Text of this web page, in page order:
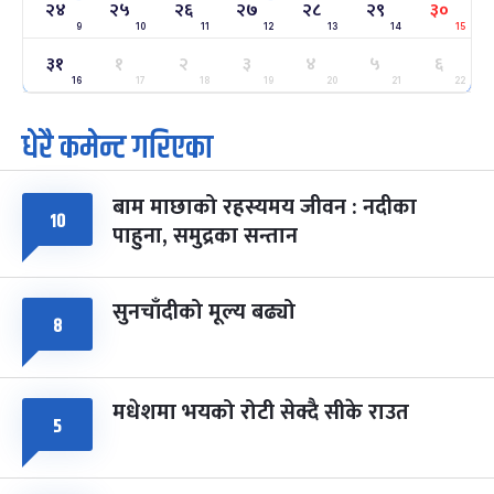
सोम फाल्गुन २४, २०८३- Mar 8, 2027
२५
मंगल
ग्याल्पो ल्होसार
फाल्गुन २५, २०८३ Mar 9, 2027
७ महिना बाँकी
७
आइत
पूर्णिमा व्रत
चैत्र ७, २०८३-Mar 21, 2027
८
सोम
फागुपूर्णिमा
चैत्र ८, २०८३-Mar 22, 2027
७ महिना बाँकी
२४
9
२५
10
२६
11
२७
12
२८
13
२९
14
३०
15
३१
16
१
17
२
18
३
19
४
20
५
21
६
22
धेरै कमेन्ट गरिएका
१० बाम माछाको रहस्यमय जीवन : नदीका
पाहुना, समुद्रका सन्तान
८ सुनचाँदीको मूल्य बढ्यो
५ मधेशमा भयको रोटी सेक्दै सीके राउत